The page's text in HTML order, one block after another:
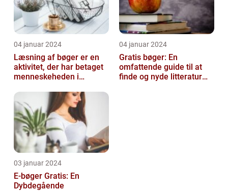
04 januar 2024
Læsning af bøger er en
aktivitet, der har betaget
menneskeheden i
04 januar 2024
Gratis bøger: En
omfattende guide til at
finde og nyde litteratur
03 januar 2024
E-bøger Gratis: En
Dybdegående